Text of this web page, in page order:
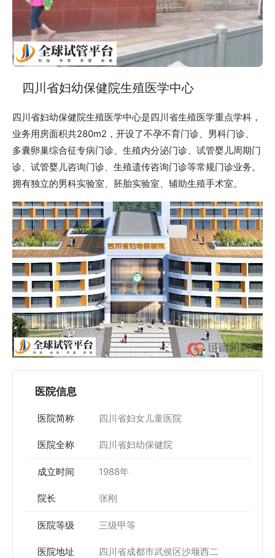
四川省妇幼保健院生殖医学中心
四川省妇幼保健院生殖医学中心是四川省生殖医学重点学科，
业务用房面积共280m2，开设了不孕不育门诊、男科门诊、
多囊卵巢综合征专病门诊、生殖内分泌门诊、试管婴儿周期门
诊、试管婴儿咨询门诊、生殖遗传咨询门诊等常规门诊业务。
拥有独立的男科实验室、胚胎实验室、辅助生殖手术室。
医院信息
医院简称 四川省妇女儿童医院
医院全称 四川省妇幼保健院
成立时间 1988年
院长 张刚
医院等级 三级甲等
医院地址 四川省成都市武侯区沙堰西二